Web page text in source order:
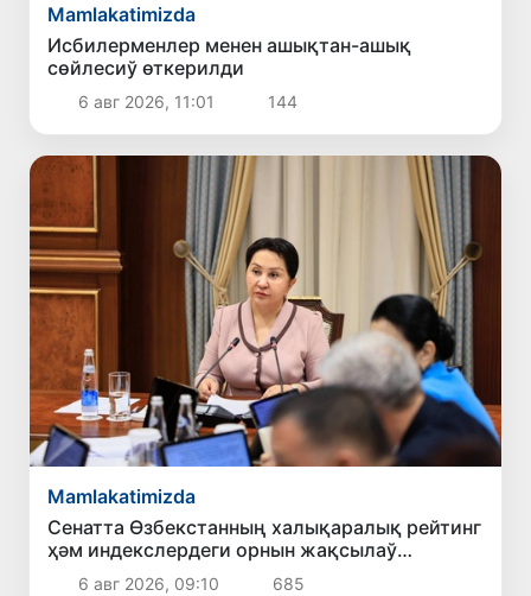
Mamlakatimizda
Исбилерменлер менен ашықтан-ашық
сөйлесиў өткерилди
6 авг 2026, 11:01 144
Mamlakatimizda
Сенатта Өзбекстанның халықаралық рейтинг
ҳәм индекслердеги орнын жақсылаў
илажлары додаланды
6 авг 2026, 09:10 685